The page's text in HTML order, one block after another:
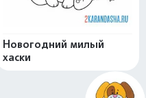
Новогодний милый
хаски